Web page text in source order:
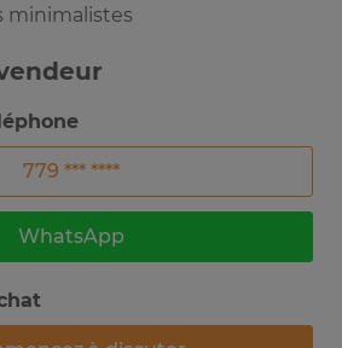
minimalistes
779 *** ****
WhatsApp